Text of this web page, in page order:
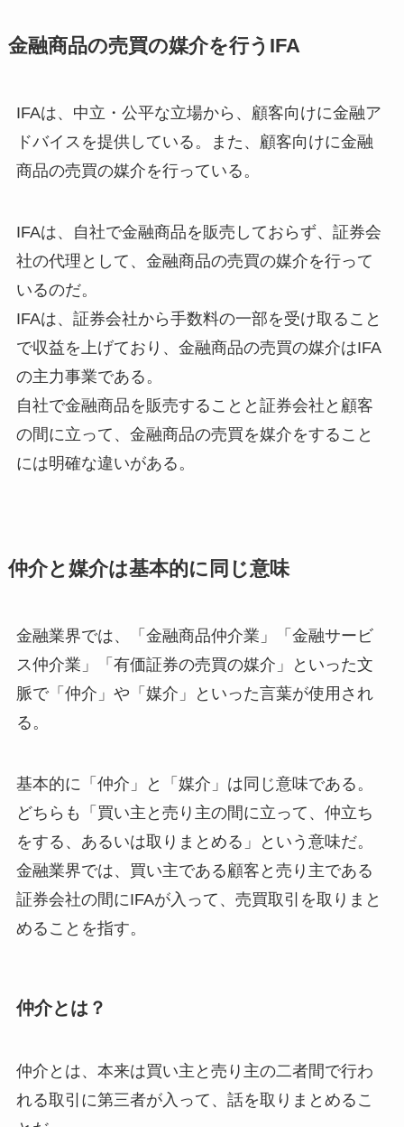
金融商品の売買の媒介を行うIFA
IFAは、中立・公平な立場から、顧客向けに金融ア
ドバイスを提供している。また、顧客向けに金融
商品の売買の媒介を行っている。
IFAは、自社で金融商品を販売しておらず、証券会
社の代理として、金融商品の売買の媒介を行って
いるのだ。
IFAは、証券会社から手数料の一部を受け取ること
で収益を上げており、金融商品の売買の媒介はIFA
の主力事業である。
自社で金融商品を販売することと証券会社と顧客
の間に立って、金融商品の売買を媒介をすること
には明確な違いがある。
仲介と媒介は基本的に同じ意味
金融業界では、「金融商品仲介業」「金融サービ
ス仲介業」「有価証券の売買の媒介」といった文
脈で「仲介」や「媒介」といった言葉が使用され
る。
基本的に「仲介」と「媒介」は同じ意味である。
どちらも「買い主と売り主の間に立って、仲立ち
をする、あるいは取りまとめる」という意味だ。
金融業界では、買い主である顧客と売り主である
証券会社の間にIFAが入って、売買取引を取りまと
めることを指す。
仲介とは？
仲介とは、本来は買い主と売り主の二者間で行わ
れる取引に第三者が入って、話を取りまとめるこ